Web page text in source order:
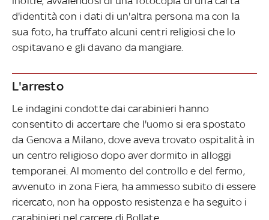
d'identità con i dati di un'altra persona ma con la
sua foto, ha truffato alcuni centri religiosi che lo
ospitavano e gli davano da mangiare.
L'arresto
Le indagini condotte dai carabinieri hanno
consentito di accertare che l'uomo si era spostato
da Genova a Milano, dove aveva trovato ospitalità in
un centro religioso dopo aver dormito in alloggi
temporanei. Al momento del controllo e del fermo,
avvenuto in zona Fiera, ha ammesso subito di essere
ricercato, non ha opposto resistenza e ha seguito i
carabinieri nel carcere di Bollate.